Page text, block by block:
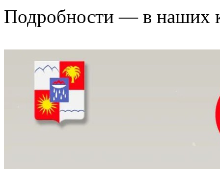
Подробности — в наших